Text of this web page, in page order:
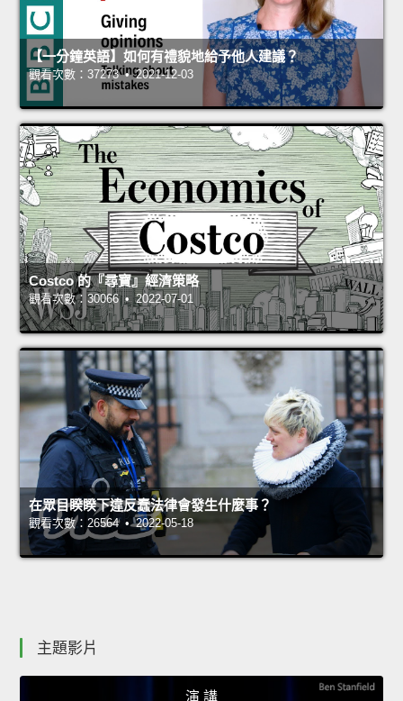
【一分鐘英語】如何有禮貌地給予他人建議？
觀看次數：37273 • 2021-12-03
Costco 的『尋寶』經濟策略
觀看次數：30066 • 2022-07-01
在眾目睽睽下違反蠢法律會發生什麼事？
觀看次數：26564 • 2022-05-18
主題影片
演 講